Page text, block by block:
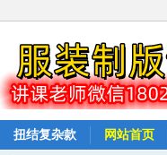
扭结复杂款 网站首页